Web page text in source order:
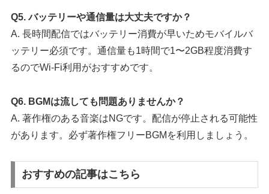
Q5. バッテリーや通信量は大丈夫ですか？
A. 長時間配信ではバッテリー消費が早いためモバイルバ
ッテリー必須です。通信量も1時間で1〜2GB程度消費す
るのでWi-Fi利用がおすすめです。
Q6. BGMは流しても問題ありませんか？
A. 著作権のある音楽はNGです。配信が停止される可能性
があります。必ず著作権フリーBGMを利用しましょう。
おすすめの記事はこちら